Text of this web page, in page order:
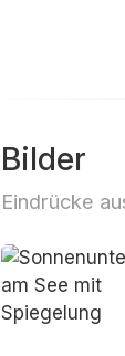
Bilder
Eindrücke